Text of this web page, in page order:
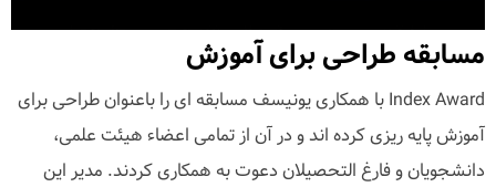
مسابقه طراحی برای آموزش
Index Award با همکاری یونیسف مسابقه ای را باعنوان طراحی برای
آموزش پایه ریزی کرده اند و در آن از تمامی اعضاء هیئت علمی،
دانشجویان و فارغ التحصیلان دعوت به همکاری کردند. مدیر این